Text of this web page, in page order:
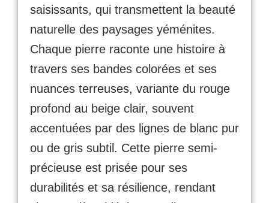
saisissants, qui transmettent la beauté
naturelle des paysages yéménites.
Chaque pierre raconte une histoire à
travers ses bandes colorées et ses
nuances terreuses, variante du rouge
profond au beige clair, souvent
accentuées par des lignes de blanc pur
ou de gris subtil. Cette pierre semi-
précieuse est prisée pour ses
durabilités et sa résilience, rendant